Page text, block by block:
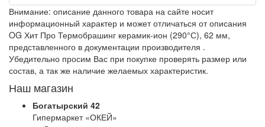
Внимание: описание данного товара на сайте носит
информационный характер и может отличаться от описания
OG Хит Про Термобрашинг керамик-ион (290°С), 62 мм,
представленного в документации производителя .
Убедительно просим Вас при покупке проверять размер или
состав, а так же наличие желаемых характеристик.
Наш магазин
Богатырский 42
Гипермаркет «ОКЕЙ»